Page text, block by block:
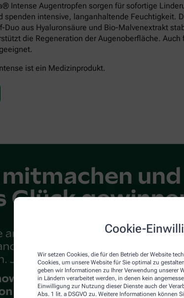
Cookie-
Wir setzen Cookies, die für den Betrieb der Website
Cookies, um unsere Website für Sie optimal zu
geben wir Informationen zu Ihrer Verwendung unserer
in Ländern verarbeitet werden, in denen kein
Einwilligung zur Nutzung dieser Dienste auch der
Abs. 1 lit. a DSGVO zu. Weitere Informationen können
Intense Augentropfen sorgen für sofortige
spenden intensive, langanhaltende Feuchtigkeit.
Duo aus Hyaluronsäure und Bio-Malvenextrakt
die Regeneration der Augenoberfläche. Auch
ist ein Medizinprodukt.